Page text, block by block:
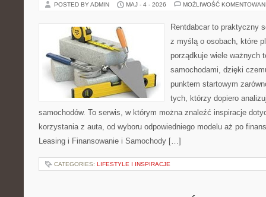
POSTED BY ADMIN MAJ - 4 - 2026 MOŻLIWOŚĆ
Rentdabcar to praktyczny
z myślą o osobach, które
porządkuje wiele ważnych
samochodami, dzięki
punktem startowym
tych, którzy dopiero
samochodów. To serwis, w którym można znaleźć inspiracje
korzystania z auta, od wyboru odpowiedniego modelu aż po
Leasing i Finansowanie i Samochody […]
CATEGORIES: LIFESTYLE I INSPIRACJE